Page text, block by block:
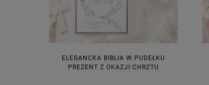
ELEGANCKA BIBLIA W PUDEŁKU
PREZENT Z OKAZJI CHRZTU